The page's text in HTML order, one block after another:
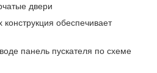
двери
обеспечивает
панель пускателя по схеме